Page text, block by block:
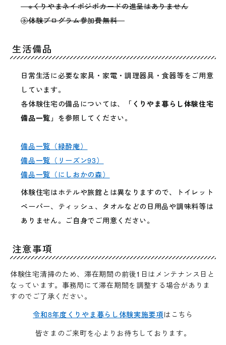
※くりやまネイポジポカードの進呈はありません
③体験プログラム参加費無料
生活備品
日常生活に必要な家具・家電・調理器具・食器等をご用意
しています。
各体験住宅の備品については、
「くりやま暮らし体験住宅
備品一覧」 を参照してください。
備品一覧（緑酔庵）
備品一覧（リーズン93）
備品一覧（にしおかの森）
体験住宅はホテルや旅館とは異なりますので、トイレット
ペーパー、ティッシュ、タオルなどの日用品や調味料等は
ありません。ご自身でご用意ください。
注意事項
体験住宅清掃のため、滞在期間の前後1日はメンテナンス日と
なっています。事務局にて滞在期間を調整する場合がありま
すのでご了承ください。
令和8年度くりやま暮らし体験実施要項はこちら
皆さまのご来町を心よりお待ちしております。